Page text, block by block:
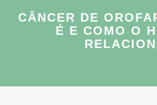
CÂNCER DE
É E COMO O